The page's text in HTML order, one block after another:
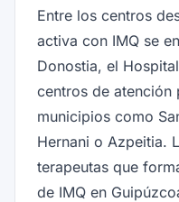
Entre los centros
activa con IMQ se
Donostia, el
centros de
municipios como
Hernani o Azpeitia.
terapeutas que
de IMQ en